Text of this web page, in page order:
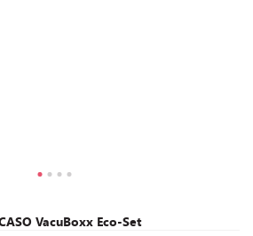
VacuBoxx Eco-Set